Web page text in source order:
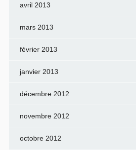
avril 2013
mars 2013
février 2013
janvier 2013
décembre 2012
novembre 2012
octobre 2012